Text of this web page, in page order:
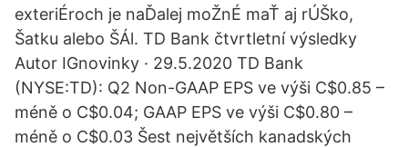
exteriÉroch je naĎalej moŽnÉ maŤ aj rÚŠko,
Šatku alebo ŠÁl. TD Bank čtvrtletní výsledky
Autor IGnovinky · 29.5.2020 TD Bank
(NYSE:TD): Q2 Non-GAAP EPS ve výši C$0.85 –
méně o C$0.04; GAAP EPS ve výši C$0.80 –
méně o C$0.03 Šest největších kanadských